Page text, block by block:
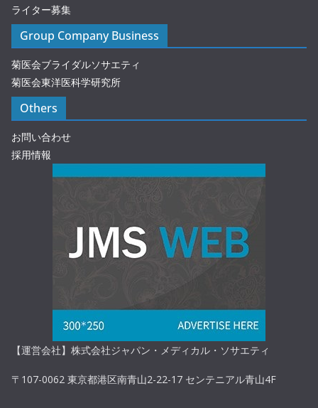
ライター募集
Group Company Business
菊医会ブライダルソサエティ
菊医会東洋医科学研究所
Others
お問い合わせ
採用情報
【運営会社】株式会社ジャパン・メディカル・ソサエティ
〒107-0062 東京都港区南青山2-22-17 センテニアル青山4F